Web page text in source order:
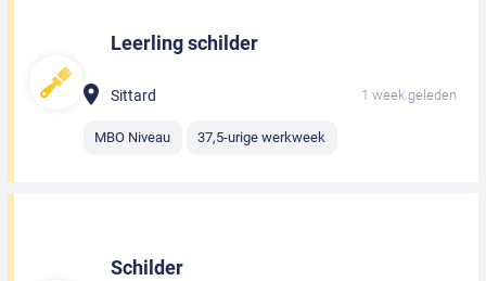
Leerling schilder
Sittard 1 week geleden
MBO Niveau 37,5-urige werkweek
Schilder